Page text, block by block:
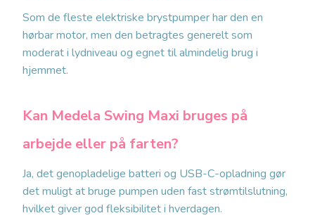
Som de fleste elektriske brystpumper har den en
hørbar motor, men den betragtes generelt som
moderat i lydniveau og egnet til almindelig brug i
hjemmet.
Kan Medela Swing Maxi bruges på
arbejde eller på farten?
Ja, det genopladelige batteri og USB-C-opladning gør
det muligt at bruge pumpen uden fast strømtilslutning,
hvilket giver god fleksibilitet i hverdagen.